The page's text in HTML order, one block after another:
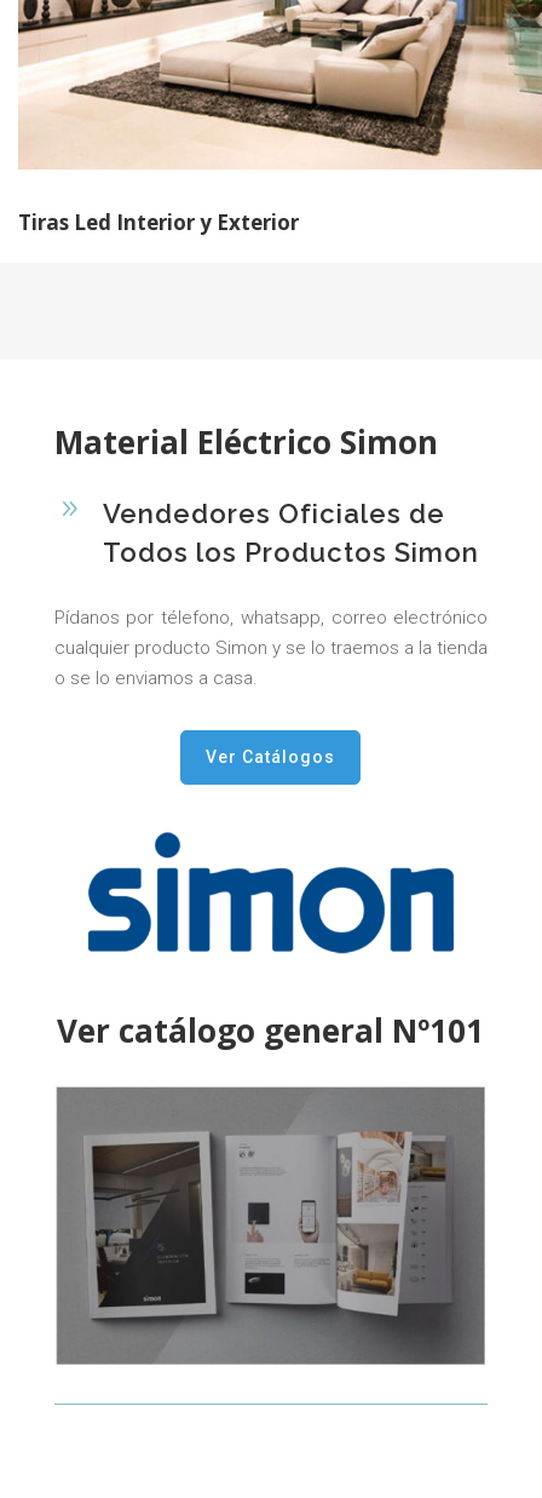
Tiras Led Interior y Exterior
Material Eléctrico Simon
9
Vendedores Oficiales de
Todos los Productos Simon
Pídanos por télefono, whatsapp, correo electrónico
cualquier producto Simon y se lo traemos a la tienda
o se lo enviamos a casa.
Ver Catálogos
Ver catálogo general Nº101